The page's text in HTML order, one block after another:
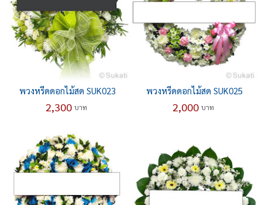
พวงหรีดดอกไม้สด SUK023
2,300 บาท
พวงหรีดดอกไม้สด SUK025
2,000 บาท